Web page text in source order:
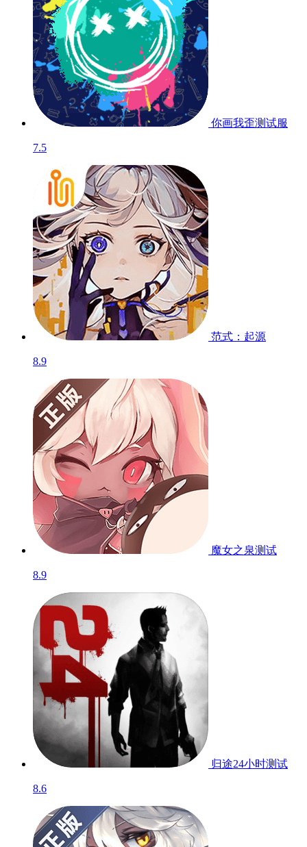
你画我歪测试服
7.5
范式：起源
8.9
魔女之泉测试
8.9
归途24小时测试
8.6